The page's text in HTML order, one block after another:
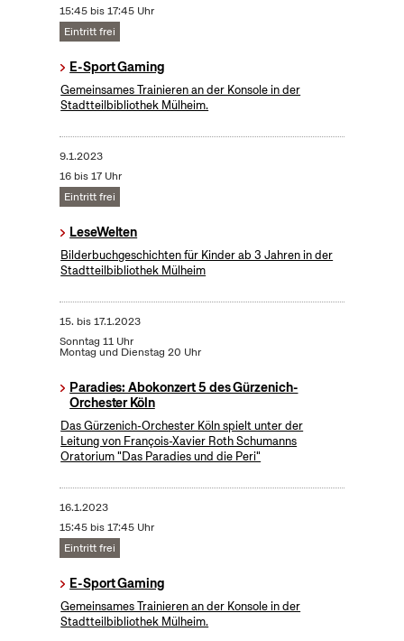
15:45 bis 17:45 Uhr
Eintritt frei
E-Sport Gaming
Gemeinsames Trainieren an der Konsole in der
Stadtteilbibliothek Mülheim.
9.1.2023
16 bis 17 Uhr
Eintritt frei
LeseWelten
Bilderbuchgeschichten für Kinder ab 3 Jahren in der
Stadtteilbibliothek Mülheim
15. bis17.1.2023
Sonntag 11 Uhr
Montag und Dienstag 20 Uhr
Paradies: Abokonzert 5 des Gürzenich-
Orchester Köln
Das Gürzenich-Orchester Köln spielt unter der
Leitung von François-Xavier Roth Schumanns
Oratorium "Das Paradies und die Peri"
16.1.2023
15:45 bis 17:45 Uhr
Eintritt frei
E-Sport Gaming
Gemeinsames Trainieren an der Konsole in der
Stadtteilbibliothek Mülheim.